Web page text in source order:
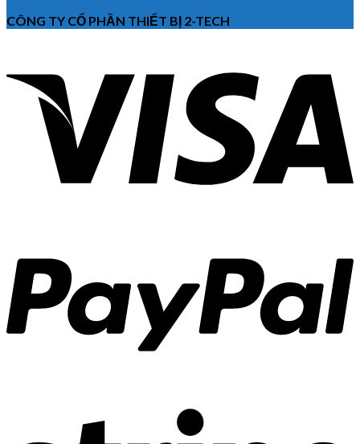
CÔNG TY CỔ PHẦN THIẾT BỊ 2-TECH